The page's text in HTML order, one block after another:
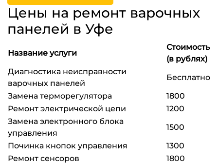
Цены на ремонт варочных
панелей в Уфе
Название услуги
Стоимость
(в рублях)
Диагностика неисправности
варочных панелей
Бесплатно
Замена терморегулятора
1800
Ремонт электрической цепи
1200
Замена электронного блока
управления
1500
Починка кнопок управления
1300
Ремонт сенсоров
1800